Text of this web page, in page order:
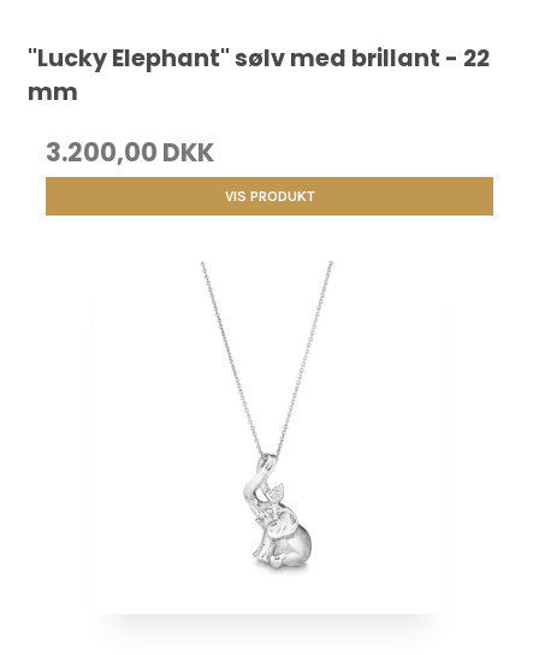
"Lucky Elephant" sølv med brillant - 22
mm
3.200,00 DKK
VIS PRODUKT